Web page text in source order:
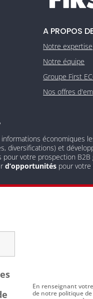
A PROPOS
Notre expertise
Notre équipe
Groupe First
Nos offres
économiques
diversifications) et
votre prospection
d’opportunités pour votre
En renseignant
de notre politique de